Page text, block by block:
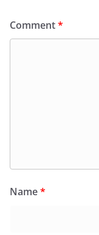
Comment*
Name*